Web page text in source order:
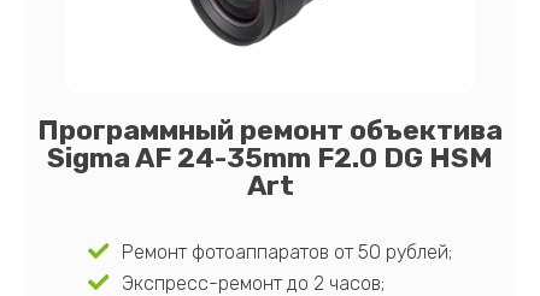
Программный ремонт объектива
Sigma AF 24-35mm F2.0 DG HSM
Art
Ремонт фотоаппаратов от 50 рублей;
Экспресс-ремонт до 2 часов;